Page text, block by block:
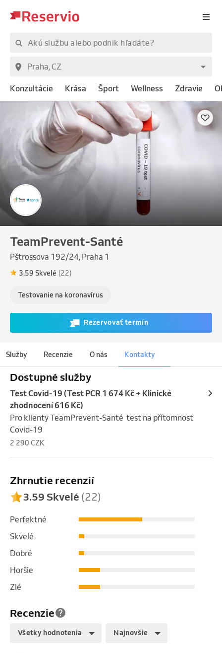
Konzultácie Krása Šport Wellness Zdravie
TeamPrevent-Santé
Pštrossova 192/24, Praha 1
3.59 Skvelé (22)
Testovanie na koronavírus
Rezervovať termín
Služby Recenzie O nás Kontakty
Dostupné služby
Test Covid-19 (Test PCR 1 674 Kč + Klinické
zhodnocení 616 Kč)
Pro klienty TeamPrevent-Santé  test na přítomnost
Covid-19
2 290 CZK
Recenzie
Všetky hodnotenia Najnovšie
Zhrnutie recenzií
3.59 Skvelé (22)
Perfektné
Skvelé
Dobré
Horšie
Zlé